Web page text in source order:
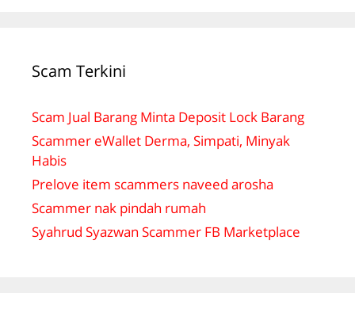
Scam Terkini
Scam Jual Barang Minta Deposit Lock Barang
Scammer eWallet Derma, Simpati, Minyak
Habis
Prelove item scammers naveed arosha
Scammer nak pindah rumah
Syahrud Syazwan Scammer FB Marketplace